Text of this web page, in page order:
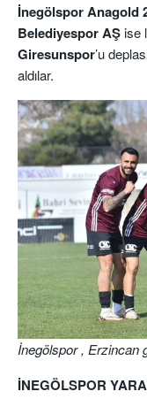
İnegölspor Anagold
Belediyespor AŞise
Giresunspor’u
aldılar.
İnegölspor , Erzincan
İNEGÖLSPOR